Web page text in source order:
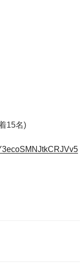
15名)